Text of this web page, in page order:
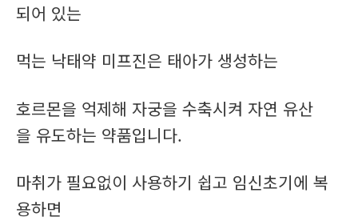
되어 있는
먹는 낙태약 미프진은 태아가 생성하는
호르몬을 억제해 자궁을 수축시켜 자연 유산
을 유도하는 약품입니다.
마취가 필요없이 사용하기 쉽고 임신초기에 복
용하면